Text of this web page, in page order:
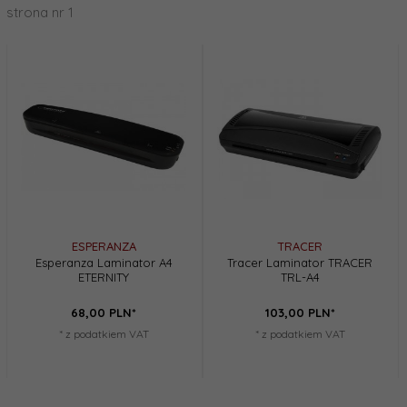
strona nr 1
ESPERANZA
Esperanza Laminator A4
ETERNITY
68,00 PLN*
* z podatkiem VAT
TRACER
Tracer Laminator TRACER
TRL-A4
103,00 PLN*
* z podatkiem VAT